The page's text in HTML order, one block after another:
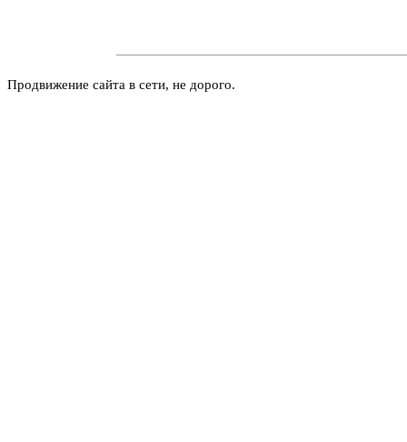
Продвижение сайта в сети, не дорого.